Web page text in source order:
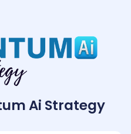
Ai Strategy